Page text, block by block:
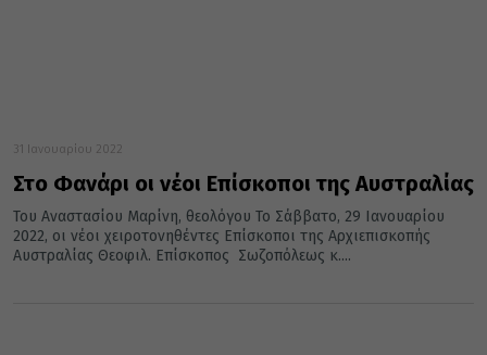
31 Ιανουαρίου 2022
Στο Φανάρι οι νέοι Επίσκοποι της Αυστραλίας
Του Αναστασίου Μαρίνη, θεολόγου Το Σάββατο, 29 Ιανουαρίου
2022, οι νέοι χειροτονηθέντες Επίσκοποι της Αρχιεπισκοπής
Αυστραλίας Θεοφιλ. Επίσκοπος Σωζοπόλεως κ....